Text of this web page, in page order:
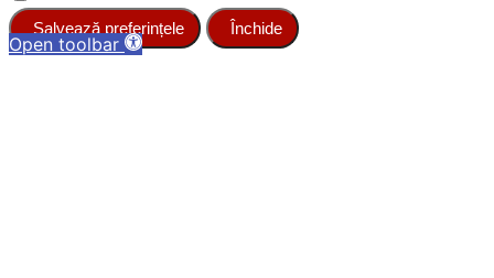
Open toolbar
Salvează preferințele Închide